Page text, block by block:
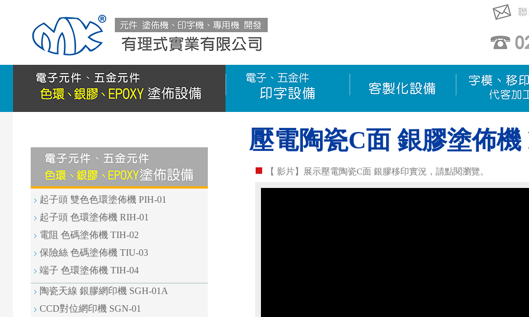
起子頭 雙色色環塗佈機 PIH-01
起子頭 色環塗佈機 RIH-01
電阻 色碼塗佈機 TIH-02
保險絲 色碼塗佈機 TIU-03
端子 色環塗佈機 TIH-04
陶瓷天線 銀膠網印機 SGH-01A
CCD對位網印機 SGN-01
壓電陶瓷C面 銀膠塗佈
【 影片】展示壓電陶瓷C面 銀膠移印實況，請點閱瀏覽。